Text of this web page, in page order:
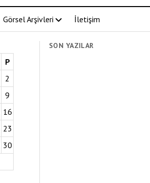
Görsel Arşivleri İletişim
P
2
9
16
23
30
SON YAZILAR